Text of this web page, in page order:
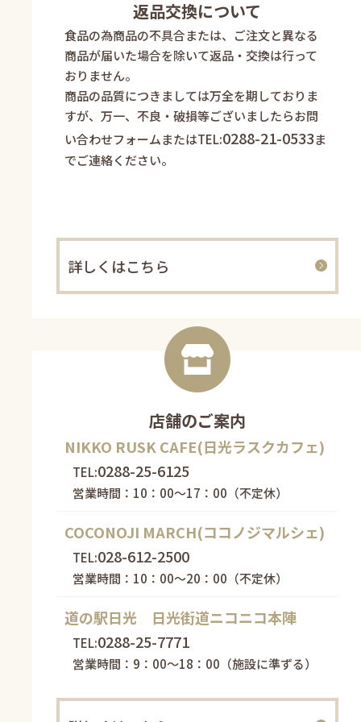
返品交換について
食品の為商品の不具合または、ご注文と異なる
商品が届いた場合を除いて返品・交換は行って
おりません。
商品の品質につきましては万全を期しておりま
すが、万一、不良・破損等ございましたらお問
い合わせフォームまたはTEL:0288-21-0533ま
でご連絡ください。
詳しくはこちら
店舗のご案内
NIKKO RUSK CAFE(日光ラスクカフェ)
TEL:0288-25-6125
営業時間：10：00～17：00（不定休）
COCONOJI MARCH(ココノジマルシェ)
TEL:028-612-2500
営業時間：10：00～20：00（不定休）
道の駅日光 日光街道ニコニコ本陣
TEL:0288-25-7771
営業時間：9：00～18：00（施設に準ずる）